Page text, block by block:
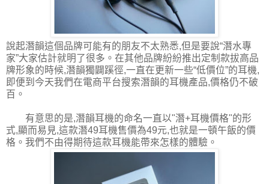
說起潛韻這個品牌可能有的朋友不太熟悉,但是要說“潛水專
家”大家估計就明了很多。在其他品牌紛紛推出定制款拔高品
牌形象的時候,潛韻獨闢蹊徑,一直在更新一些“低價位”的耳機,
即便到今天我們在電商平台搜索潛韻的耳機產品,價格仍不破
百。
有意思的是,潛韻耳機的命名一直以"潛+耳機價格"的形
式,顯而易見,這款潛49耳機售價為49元,也就是一頓午飯的價
格。我們不由得期待這款耳機能帶來怎樣的體驗。